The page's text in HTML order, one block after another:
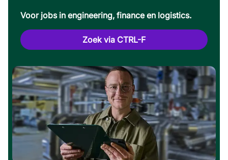
Voor jobs in engineering, finance en logistics.
Zoek via CTRL-F